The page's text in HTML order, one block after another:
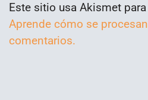
Este sitio usa Akismet
Aprende cómo se
comentarios.